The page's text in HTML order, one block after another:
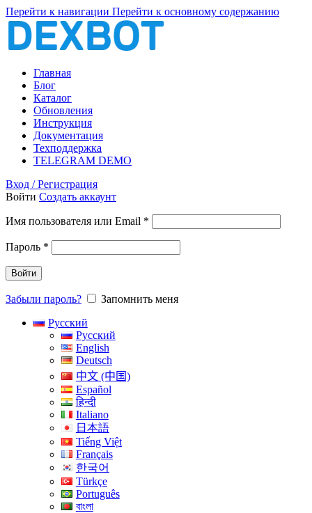
Перейти к навигации Перейти к основному содержанию
Главная
Блог
Каталог
Обновления
Инструкция
Документация
Техподдержка
TELEGRAM DEMO
Вход / Регистрация
Войти Создать аккаунт
Имя пользователя или Email *
Пароль *
Войти
Забыли пароль?
Запомнить меня
Русский
Русский
English
Deutsch
中文 (中国)
Español
हिन्दी
Italiano
日本語
Tiếng Việt
Français
한국어
Türkçe
Português
বাংলা